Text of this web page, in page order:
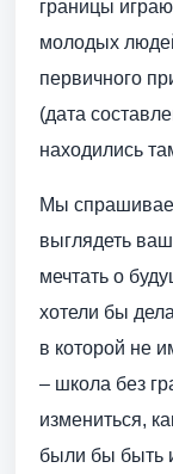
границы
молодых
первичного
(дата
находились
Мы
выглядеть
мечтать о
хотели бы
в которой не
– школа без
измениться,
были бы быть